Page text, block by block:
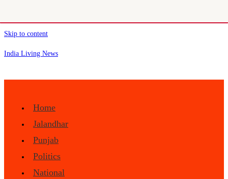
Skip to content
India Living News
Home
Jalandhar
Punjab
Politics
National